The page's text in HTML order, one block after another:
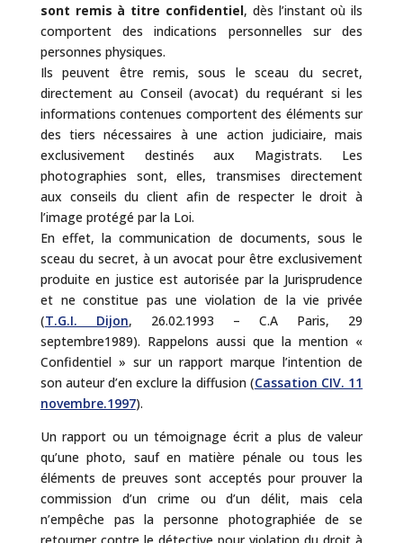
sont remis à titre confidentiel, dès l’instant où ils
comportent des indications personnelles sur des
personnes physiques.
Ils peuvent être remis, sous le sceau du secret,
directement au Conseil (avocat) du requérant si les
informations contenues comportent des éléments sur
des tiers nécessaires à une action judiciaire, mais
exclusivement destinés aux Magistrats. Les
photographies sont, elles, transmises directement
aux conseils du client afin de respecter le droit à
l’image protégé par la Loi.
En effet, la communication de documents, sous le
sceau du secret, à un avocat pour être exclusivement
produite en justice est autorisée par la Jurisprudence
et ne constitue pas une violation de la vie privée
(T.G.I. Dijon, 26.02.1993 – C.A Paris, 29
septembre1989). Rappelons aussi que la mention «
Confidentiel » sur un rapport marque l’intention de
son auteur d’en exclure la diffusion (Cassation CIV. 11
novembre.1997).
Un rapport ou un témoignage écrit a plus de valeur
qu’une photo, sauf en matière pénale ou tous les
éléments de preuves sont acceptés pour prouver la
commission d’un crime ou d’un délit, mais cela
n’empêche pas la personne photographiée de se